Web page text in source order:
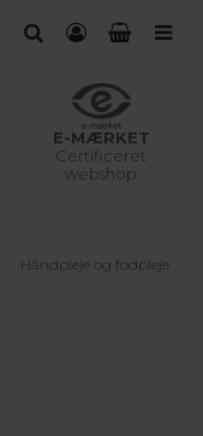
E-MÆRKET
Certificeret
webshop
Håndpleje og fodpleje